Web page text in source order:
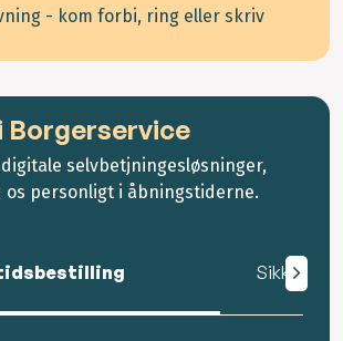
- kom forbi, ring eller skriv
Borgerservice
selvbetjningesløsninger,
os personligt i åbningstiderne.
Sikker mail